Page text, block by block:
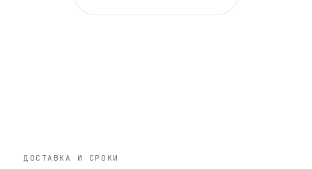
ДОСТАВКА И СРОКИ